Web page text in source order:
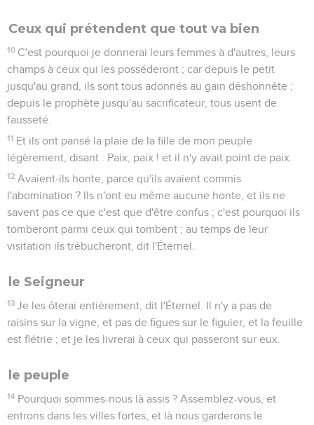
Ceux qui prétendent que tout va bien
10 C'est pourquoi je donnerai leurs femmes à d'autres, leurs
champs à ceux qui les posséderont ; car depuis le petit
jusqu'au grand, ils sont tous adonnés au gain déshonnête ;
depuis le prophète jusqu'au sacrificateur, tous usent de
fausseté.
11 Et ils ont pansé la plaie de la fille de mon peuple
légèrement, disant : Paix, paix ! et il n'y avait point de paix.
12 Avaient-ils honte, parce qu'ils avaient commis
l'abomination ? Ils n'ont eu même aucune honte, et ils ne
savent pas ce que c'est que d'être confus ; c'est pourquoi ils
tomberont parmi ceux qui tombent ; au temps de leur
visitation ils trébucheront, dit l'Éternel.
le Seigneur
13 Je les ôterai entièrement, dit l'Éternel. Il n'y a pas de
raisins sur la vigne, et pas de figues sur le figuier, et la feuille
est flétrie ; et je les livrerai à ceux qui passeront sur eux.
le peuple
14 Pourquoi sommes-nous là assis ? Assemblez-vous, et
entrons dans les villes fortes, et là nous garderons le